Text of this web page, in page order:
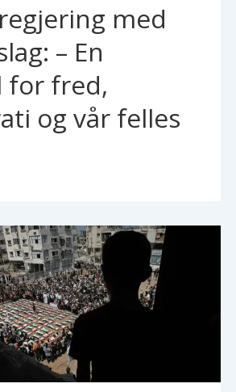
med
– En
fred,
og vår felles